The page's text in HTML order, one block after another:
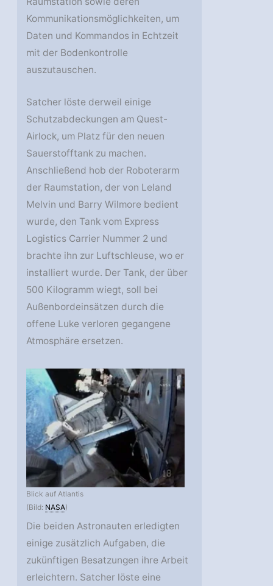
Kommunikationsmöglichkeiten, um
Daten und Kommandos in Echtzeit
mit der Bodenkontrolle
auszutauschen.
Satcher löste derweil einige
Schutzabdeckungen am Quest-
Airlock, um Platz für den neuen
Sauerstofftank zu machen.
Anschließend hob der Roboterarm
der Raumstation, der von Leland
Melvin und Barry Wilmore bedient
wurde, den Tank vom Express
Logistics Carrier Nummer 2 und
brachte ihn zur Luftschleuse, wo er
installiert wurde. Der Tank, der über
500 Kilogramm wiegt, soll bei
Außenbordeinsätzen durch die
offene Luke verloren gegangene
Atmosphäre ersetzen.
Blick auf Atlantis
(Bild: NASA)
Die beiden Astronauten erledigten
einige zusätzlich Aufgaben, die
zukünftigen Besatzungen ihre Arbeit
erleichtern. Satcher löste eine